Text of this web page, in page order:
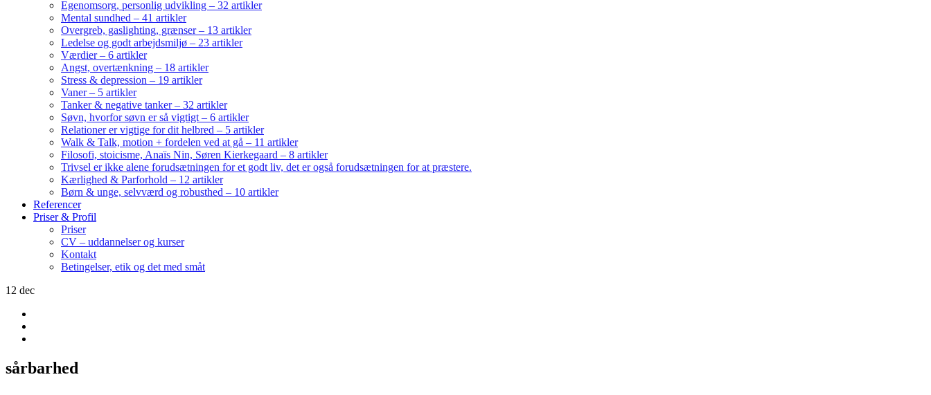
Egenomsorg, personlig udvikling – 32 artikler
Mental sundhed – 41 artikler
Overgreb, gaslighting, grænser – 13 artikler
Ledelse og godt arbejdsmiljø – 23 artikler
Værdier – 6 artikler
Angst, overtænkning – 18 artikler
Stress & depression – 19 artikler
Vaner – 5 artikler
Tanker & negative tanker – 32 artikler
Søvn, hvorfor søvn er så vigtigt – 6 artikler
Relationer er vigtige for dit helbred – 5 artikler
Walk & Talk, motion + fordelen ved at gå – 11 artikler
Filosofi, stoicisme, Anaïs Nin, Søren Kierkegaard – 8 artikler
Trivsel er ikke alene forudsætningen for et godt liv, det er også forudsætningen for at præstere.
Kærlighed & Parforhold – 12 artikler
Børn & unge, selvværd og robusthed – 10 artikler
Referencer
Priser & Profil
Priser
CV – uddannelser og kurser
Kontakt
Betingelser, etik og det med småt
12 dec
sårbarhed